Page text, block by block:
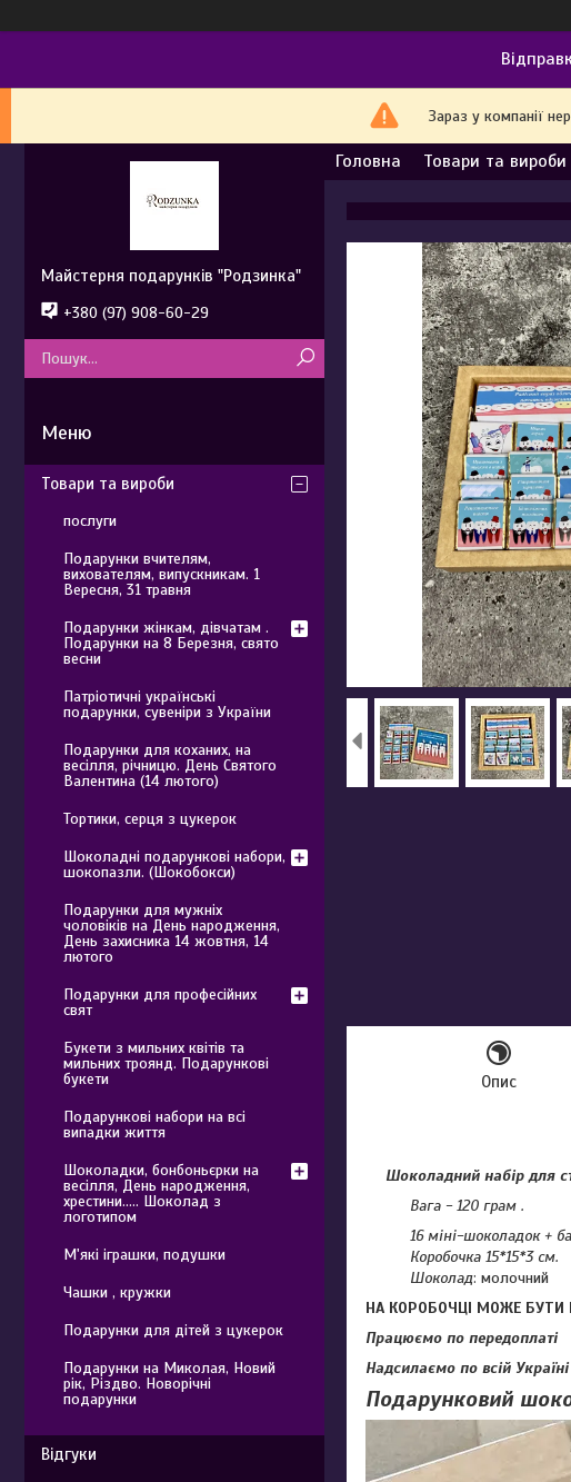
Зараз у компанії
Головна Товари та вироби
Опис
Шоколадний набір для
Вага - 120 грам .
16 міні-шоколадок +
Коробочка 15*15*3 см.
Шоколад: молочний
НА КОРОБОЧЦІ МОЖЕ БУТИ
Працюємо по передоплаті
Надсилаємо по всій
Подарунковий
Майстерня подарунків "Родзинка"
+380 (97) 908-60-29
Товари та вироби
послуги
Подарунки вчителям,
вихователям, випускникам. 1
Вересня, 31 травня
Подарунки жінкам, дівчатам .
Подарунки на 8 Березня, свято
весни
Патріотичні українські
подарунки, сувеніри з України
Подарунки для коханих, на
весілля, річницю. День Святого
Валентина (14 лютого)
Тортики, серця з цукерок
Шоколадні подарункові набори,
шокопазли. (Шокобокси)
Подарунки для мужніх
чоловіків на День народження,
День захисника 14 жовтня, 14
лютого
Подарунки для професійних
свят
Букети з мильних квітів та
мильних троянд. Подарункові
букети
Подарункові набори на всі
випадки життя
Шоколадки, бонбоньєрки на
весілля, День народження,
хрестини..... Шоколад з
логотипом
М'які іграшки, подушки
Чашки , кружки
Подарунки для дітей з цукерок
Подарунки на Миколая, Новий
рік, Різдво. Новорічні
подарунки
Відгуки